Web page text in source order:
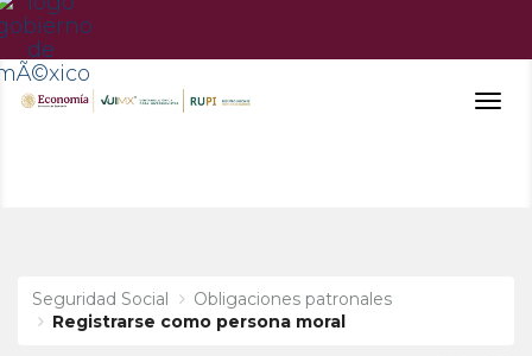
Seguridad Social
Obligaciones patronales
Registrarse como persona moral